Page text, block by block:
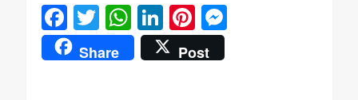
Facebook
Twitter
WhatsApp
LinkedIn
Pinterest
Messenger
Share Post